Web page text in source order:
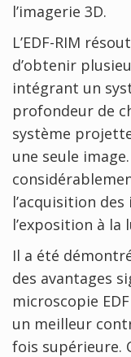
l’imagerie 3D.
L’EDF-RIM
d’obtenir
intégrant un
profondeur de
système
une seule
l’acquisition
l’exposition à la
Il a été
des avantages
microscopie
un meilleur
fois supérieure.